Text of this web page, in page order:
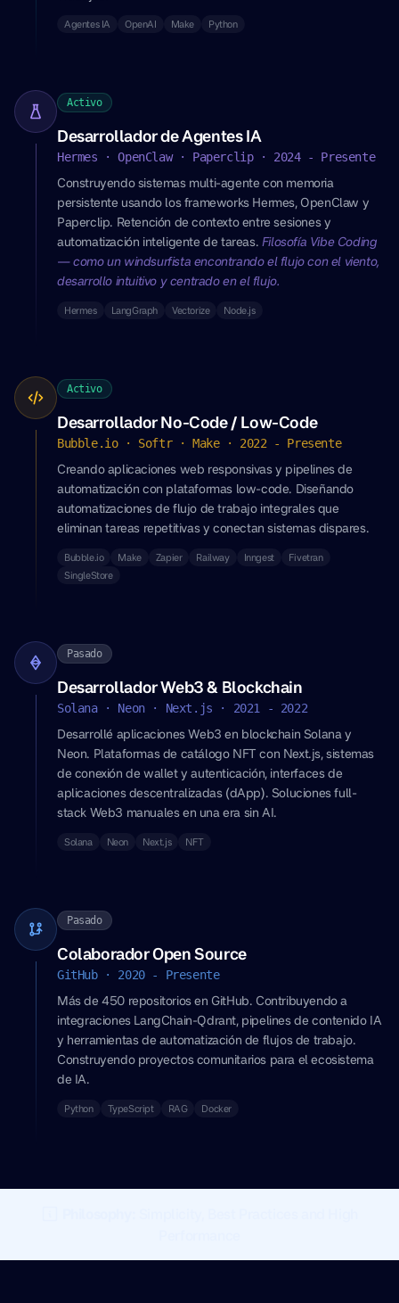
Agentes IA OpenAI Make Python
Activo
Desarrollador de Agentes IA
Hermes · OpenClaw · Paperclip · 2024 - Presente
Construyendo sistemas multi-agente con memoria
persistente usando los frameworks Hermes, OpenClaw y
Paperclip. Retención de contexto entre sesiones y
automatización inteligente de tareas. Filosofía Vibe Coding
— como un windsurfista encontrando el flujo con el viento,
desarrollo intuitivo y centrado en el flujo.
Hermes LangGraph Vectorize Node.js
Activo
Desarrollador No-Code / Low-Code
Bubble.io · Softr · Make · 2022 - Presente
Creando aplicaciones web responsivas y pipelines de
automatización con plataformas low-code. Diseñando
automatizaciones de flujo de trabajo integrales que
eliminan tareas repetitivas y conectan sistemas dispares.
Bubble.io Make Zapier Railway Inngest
Fivetran
SingleStore
Pasado
Desarrollador Web3 & Blockchain
Solana · Neon · Next.js · 2021 - 2022
Desarrollé aplicaciones Web3 en blockchain Solana y
Neon. Plataformas de catálogo NFT con Next.js, sistemas
de conexión de wallet y autenticación, interfaces de
aplicaciones descentralizadas (dApp). Soluciones full-
stack Web3 manuales en una era sin AI.
Solana Neon Next.js NFT
Pasado
Colaborador Open Source
GitHub · 2020 - Presente
Más de 450 repositorios en GitHub. Contribuyendo a
integraciones LangChain-Qdrant, pipelines de contenido IA
y herramientas de automatización de flujos de trabajo.
Construyendo proyectos comunitarios para el ecosistema
de IA.
Python TypeScript RAG Docker